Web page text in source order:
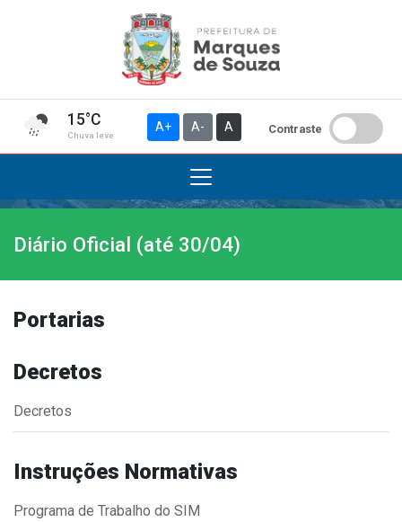
15°C
Chuva leve
A+ A- A Contraste
Institucional
A Prefeitura
Gabinete do Prefeito
História do Município
Diário Oficial (até 30/04)
Portarias
Decretos
Decretos
Instruções Normativas
Programa de Trabalho do SIM